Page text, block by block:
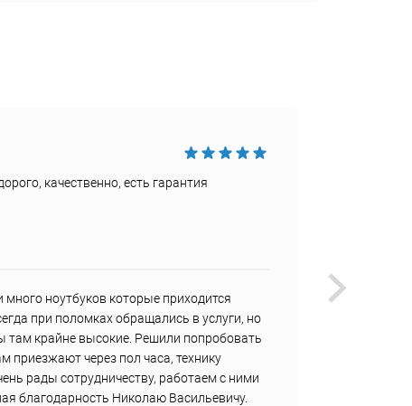
качественно, есть гарантия
ноутбуков которые приходится
при поломках обращались в услуги, но
там крайне высокие. Решили попробовать
приезжают через пол часа, технику
рады сотрудничеству, работаем с ними
благодарность Николаю Васильевичу.